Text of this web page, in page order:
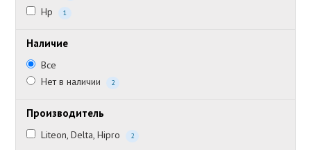
Hp 1
Наличие
Все
Нет в наличии
2
Производитель
Liteon, Delta, Hipro 2